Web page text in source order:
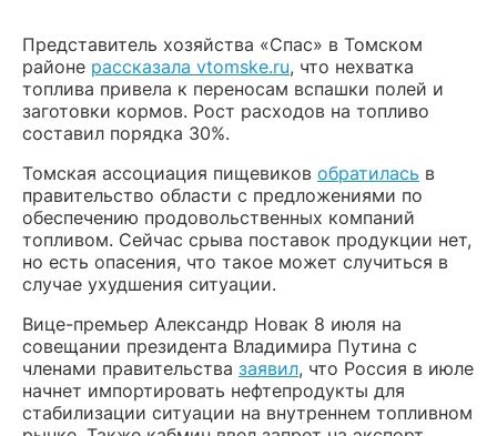
Представитель хозяйства «Спас» в Томском
районе рассказала vtomske.ru, что нехватка
топлива привела к переносам вспашки полей и
заготовки кормов. Рост расходов на топливо
составил порядка 30%.
Томская ассоциация пищевиков обратилась в
правительство области с предложениями по
обеспечению продовольственных компаний
топливом. Сейчас срыва поставок продукции нет,
но есть опасения, что такое может случиться в
случае ухудшения ситуации.
Вице-премьер Александр Новак 8 июля на
совещании президента Владимира Путина с
членами правительства заявил, что Россия в июле
начнет импортировать нефтепродукты для
стабилизации ситуации на внутреннем топливном